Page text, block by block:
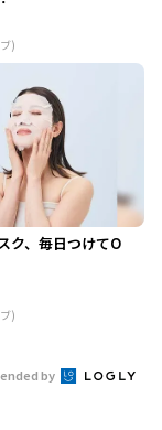
)
ク、毎日つけてO
)
by